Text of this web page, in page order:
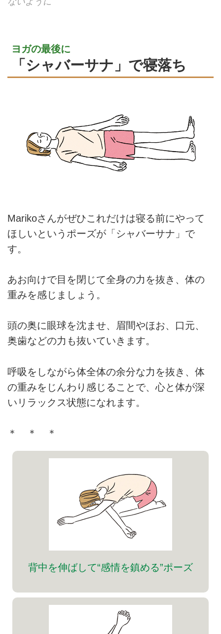
ヨガの最後に
「シャバーサナ」で寝落ち
Marikoさんがぜひこれだけは寝る前にやって
ほしいというポーズが「シャバーサナ」で
す。
あお向けで目を閉じて全身の力を抜き、体の
重みを感じましょう。
頭の奥に眼球を沈ませ、眉間やほお、口元、
奥歯などの力も抜いていきます。
呼吸をしながら体全体の余分な力を抜き、体
の重みをじんわり感じることで、心と体が深
いリラックス状態になれます。
＊ ＊ ＊
背中を伸ばして“感情を鎮める”ポーズ